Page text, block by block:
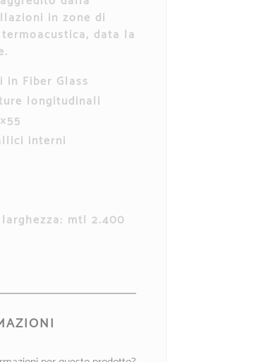
in zone di
data la
Fiber Glass
longitudinali
interni
mtl 2.400